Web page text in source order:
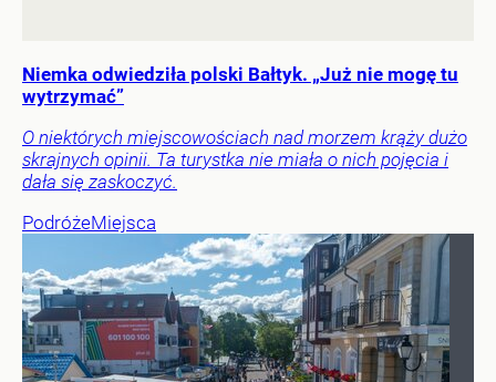
Niemka odwiedziła polski Bałtyk. „Już nie mogę tu
wytrzymać”
O niektórych miejscowościach nad morzem krąży dużo
skrajnych opinii. Ta turystka nie miała o nich pojęcia i
dała się zaskoczyć.
PodróżeMiejsca